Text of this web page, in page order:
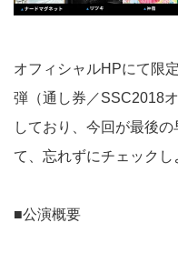
オフィシャルHPにて限
弾（通し券／SSC2018
しており、今回が最後
て、忘れずにチェックし
■公演概要